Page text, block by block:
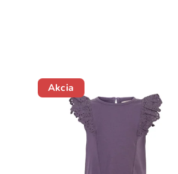
Akcia